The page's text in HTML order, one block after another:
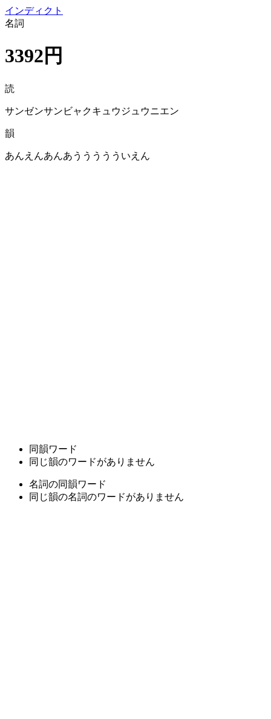
インディクト
名詞
3392円
読
サンゼンサンビャクキュウジュウニエン
韻
あんえんあんあううううういえん
同韻ワード
同じ韻のワードがありません
名詞の同韻ワード
同じ韻の名詞のワードがありません